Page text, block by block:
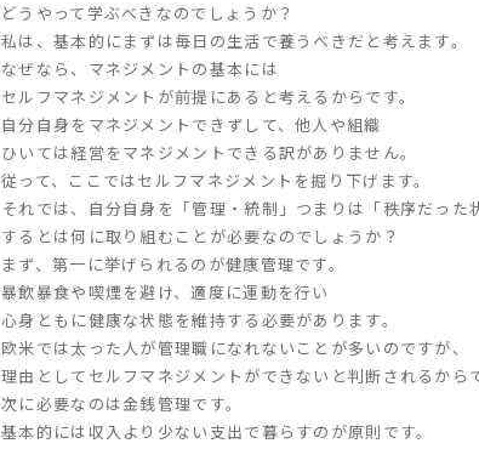
どうやって学ぶべきなのでしょうか？
私は、基本的にまずは毎日の生活で養うべきだと考えます。
なぜなら、マネジメントの基本には
セルフマネジメントが前提にあると考えるからです。
自分自身をマネジメントできずして、他人や組織
ひいては経営をマネジメントできる訳がありません。
従って、ここではセルフマネジメントを掘り下げます。
それでは、自分自身を「管理・統制」つまりは「秩序だった
するとは何に取り組むことが必要なのでしょうか？
まず、第一に挙げられるのが健康管理です。
暴飲暴食や喫煙を避け、適度に運動を行い
心身ともに健康な状態を維持する必要があります。
欧米では太った人が管理職になれないことが多いのですが、
理由としてセルフマネジメントができないと判断されるから
次に必要なのは金銭管理です。
基本的には収入より少ない支出で暮らすのが原則です。